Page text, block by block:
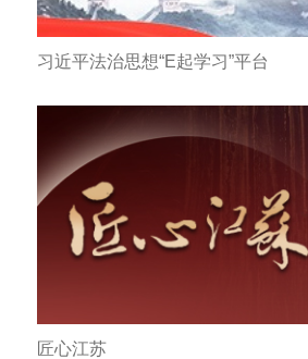
习近平法治思想“E起学习”平台
匠心江苏